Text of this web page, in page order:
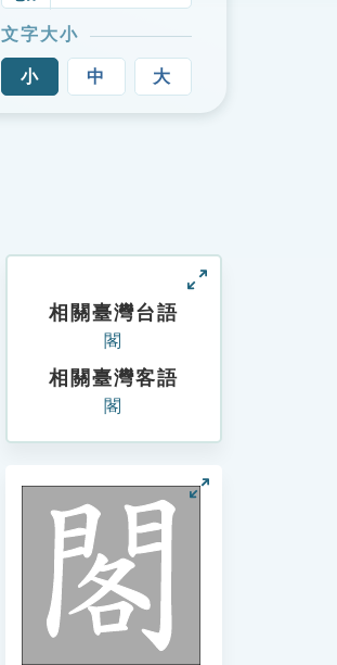
文字大小
小 中 大
相關臺灣台語
閣
相關臺灣客語
閣